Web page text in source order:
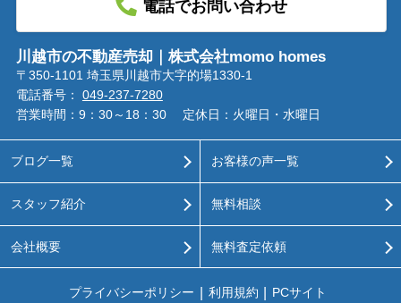
電話でお問い合わせ
川越市の不動産売却｜株式会社momo homes
〒350-1101 埼玉県川越市大字的場1330-1
電話番号： 049-237-7280
営業時間：9：30～18：30
定休日：火曜日・水曜日
ブログ一覧
スタッフ紹介
会社概要
お客様の声一覧
無料相談
無料査定依頼
プライバシーポリシー 利用規約 PCサイト